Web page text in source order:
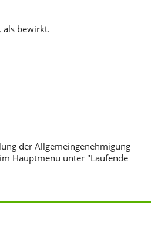
als bewirkt.
der Allgemeingenehmigung
Hauptmenü unter "Laufende